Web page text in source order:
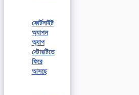
ফোর্টনাইট
অ্যাপল
অ্যাপ
স্টোরটিতে
ফিরে
আসছে